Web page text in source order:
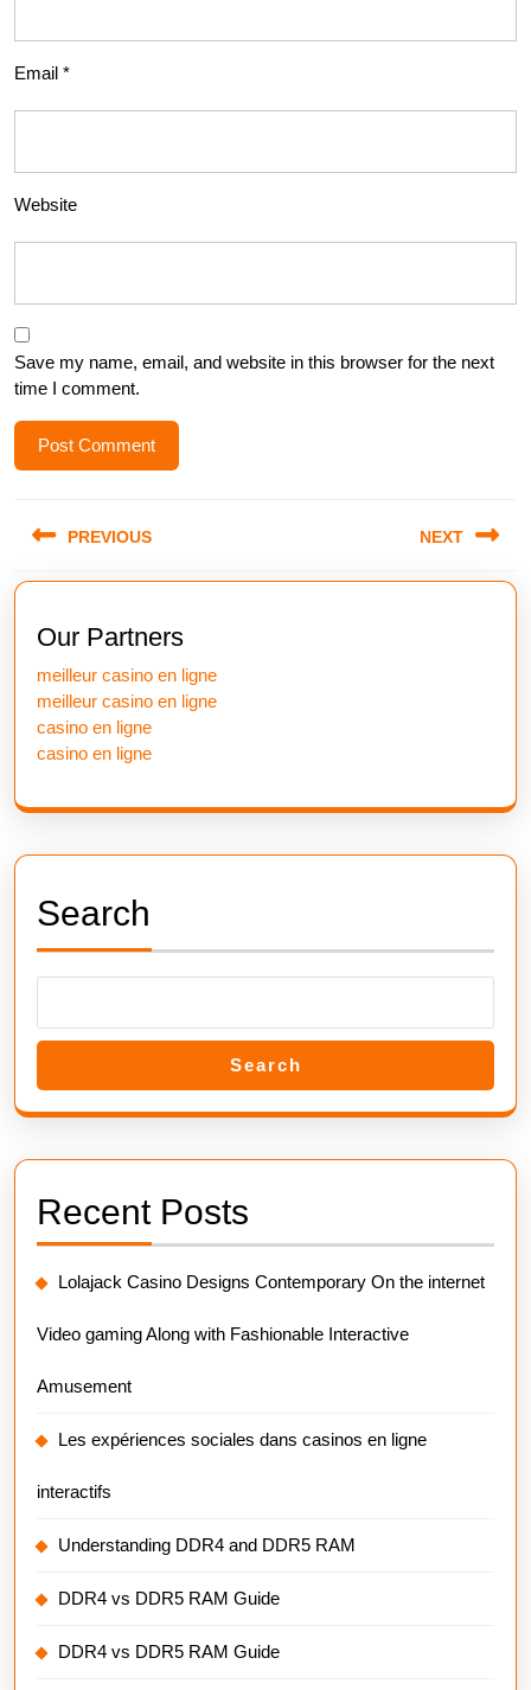
Email *
Website
Save my name, email, and website in this browser for the next
time I comment.
navigation
PREVIOUS
Previous
post:
NEXT
Our Partners
meilleur casino en ligne
meilleur casino en ligne
casino en ligne
casino en ligne
Search
Search
Recent Posts
Lolajack Casino Designs Contemporary On the internet
Video gaming Along with Fashionable Interactive
Amusement
Les expériences sociales dans casinos en ligne
interactifs
Understanding DDR4 and DDR5 RAM
DDR4 vs DDR5 RAM Guide
DDR4 vs DDR5 RAM Guide